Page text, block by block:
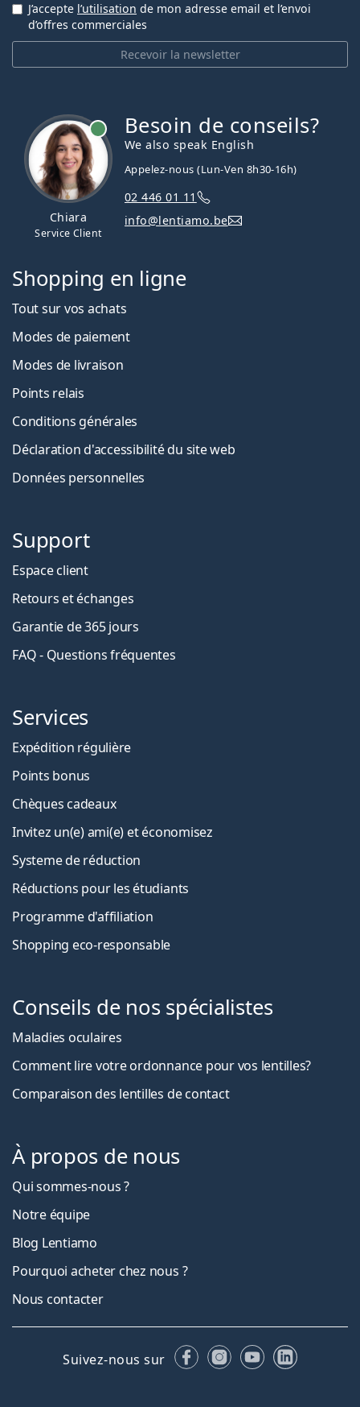
Recevoir la newsletter
J’accepte l’utilisation de mon adresse email et l’envoi
d’offres commerciales
Chiara
Service Client
Besoin de conseils?
We also speak English
Appelez-nous (Lun-Ven 8h30-16h)
02 446 01 11
info@lentiamo.be
Shopping en ligne
Tout sur vos achats
Modes de paiement
Modes de livraison
Points relais
Conditions générales
Déclaration d'accessibilité du site web
Données personnelles
Support
Espace client
Retours et échanges
Garantie de 365 jours
FAQ - Questions fréquentes
Services
Expédition régulière
Points bonus
Chèques cadeaux
Invitez un(e) ami(e) et économisez
Systeme de réduction
Réductions pour les étudiants
Programme d'affiliation
Shopping eco-responsable
Conseils de nos spécialistes
Maladies oculaires
Comment lire votre ordonnance pour vos lentilles?
Comparaison des lentilles de contact
À propos de nous
Qui sommes-nous ?
Notre équipe
Blog Lentiamo
Pourquoi acheter chez nous ?
Nous contacter
Suivez-nous sur FacebookInstagram
YouTubeLinkedIn